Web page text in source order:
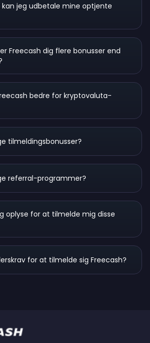
kan jeg udbetale mine optjente
Freecash dig flere bonusser end
bedre for kryptovaluta-
tilmeldingsbonusser?
referral-programmer?
oplyse for at tilmelde mig disse
for at tilmelde sig Freecash?